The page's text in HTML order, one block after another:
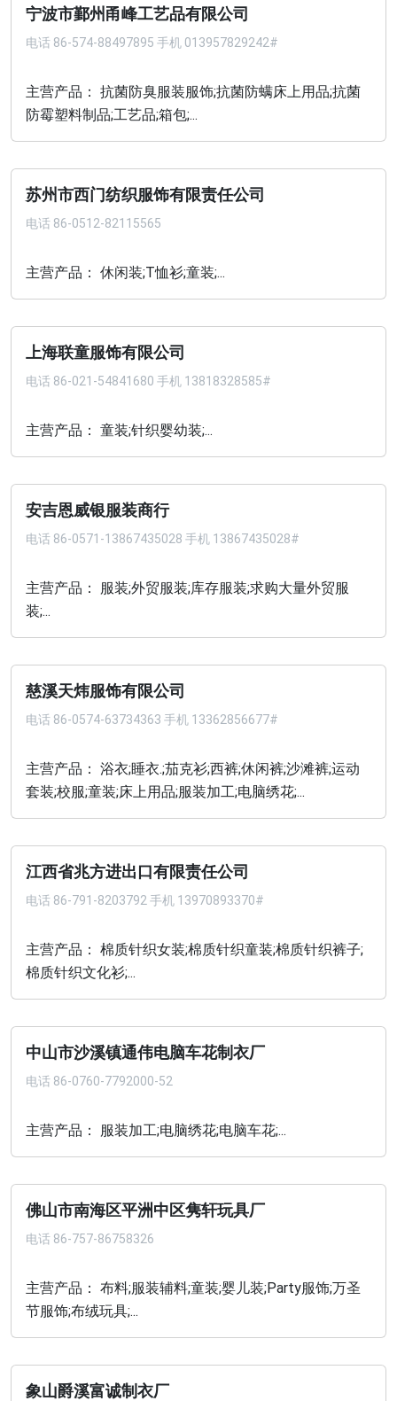
宁波市鄞州甬峰工艺品有限公司
电话 86-574-88497895 手机 013957829242#
主营产品： 抗菌防臭服装服饰;抗菌防螨床上用品;抗菌
防霉塑料制品;工艺品;箱包;...
苏州市西门纺织服饰有限责任公司
电话 86-0512-82115565
主营产品： 休闲装;T恤衫;童装;...
上海联童服饰有限公司
电话 86-021-54841680 手机 13818328585#
主营产品： 童装;针织婴幼装;...
安吉恩威银服装商行
电话 86-0571-13867435028 手机 13867435028#
主营产品： 服装;外贸服装;库存服装;求购大量外贸服
装;...
慈溪天炜服饰有限公司
电话 86-0574-63734363 手机 13362856677#
主营产品： 浴衣;睡衣.;茄克衫;西裤;休闲裤;沙滩裤;运动
套装;校服;童装;床上用品;服装加工;电脑绣花;...
江西省兆方进出口有限责任公司
电话 86-791-8203792 手机 13970893370#
主营产品： 棉质针织女装;棉质针织童装;棉质针织裤子;
棉质针织文化衫;...
中山市沙溪镇通伟电脑车花制衣厂
电话 86-0760-7792000-52
主营产品： 服装加工;电脑绣花;电脑车花;...
佛山市南海区平洲中区隽轩玩具厂
电话 86-757-86758326
主营产品： 布料;服装辅料;童装;婴儿装;Party服饰;万圣
节服饰;布绒玩具;...
象山爵溪富诚制衣厂